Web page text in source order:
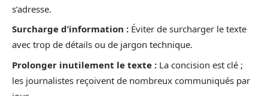
s’adresse.
Surcharge d’information : Éviter de surcharger le texte
avec trop de détails ou de jargon technique.
Prolonger inutilement le texte : La concision est clé ;
les journalistes reçoivent de nombreux communiqués par